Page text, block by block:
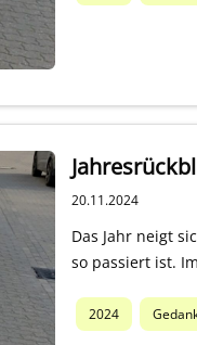
20.11.2024
Das Jahr neigt
so passiert ist.
2024